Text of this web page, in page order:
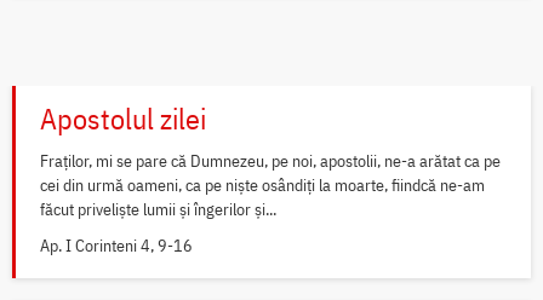
Apostolul zilei
Fraților, mi se pare că Dumnezeu, pe noi, apostolii, ne-a arătat ca pe
cei din urmă oameni, ca pe niște osândiți la moarte, fiindcă ne-am
făcut priveliște lumii și îngerilor și...
Ap. I Corinteni 4, 9-16